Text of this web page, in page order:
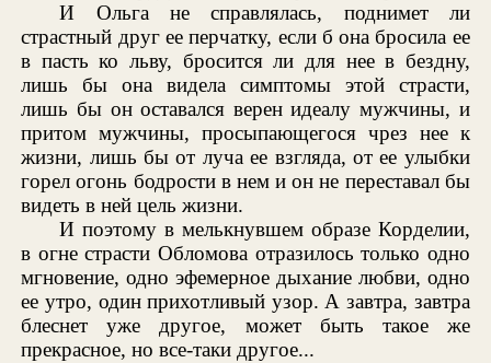
И Ольга не справлялась, поднимет ли
страстный друг ее перчатку, если б она бросила ее
в пасть ко льву, бросится ли для нее в бездну,
лишь бы она видела симптомы этой страсти,
лишь бы он оставался верен идеалу мужчины, и
притом мужчины, просыпающегося чрез нее к
жизни, лишь бы от луча ее взгляда, от ее улыбки
горел огонь бодрости в нем и он не переставал бы
видеть в ней цель жизни.
И поэтому в мелькнувшем образе Корделии,
в огне страсти Обломова отразилось только одно
мгновение, одно эфемерное дыхание любви, одно
ее утро, один прихотливый узор. А завтра, завтра
блеснет уже другое, может быть такое же
прекрасное, но все-таки другое...